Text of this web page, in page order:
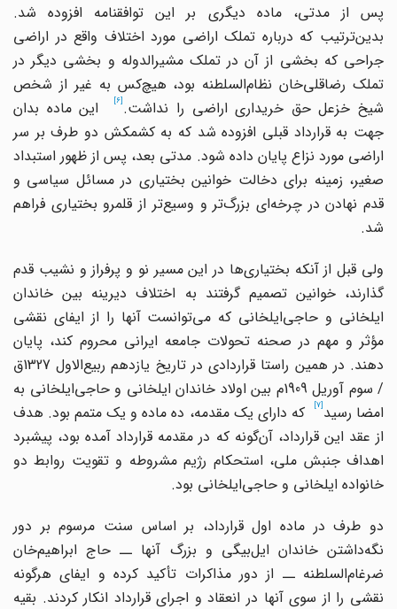
پس از مدتی، ماده دیگری بر این توافقنامه افزوده شد.
بدینترتیب که درباره تملک اراضی مورد اختلاف واقع در اراضی
جراحی که بخشی از آن در تملک مشیرالدوله و بخشی دیگر در
تملک رضاقلیخان نظامالسلطنه بود، هیچکس به غیر از شخص
شیخ خزعل حق خریداری اراضی را نداشت. این ماده بدان
جهت به قرارداد قبلی افزوده شد که به کشمکش دو طرف بر سر
اراضی مورد نزاع پایان داده شود. مدتی بعد، پس از ظهور استبداد
صغیر، زمینه برای دخالت خوانین بختیاری در مسائل سیاسی و
قدم نهادن در چرخهای بزرگتر و وسیعتر از قلمرو بختیاری فراهم
شد.
ولی قبل از آنکه بختیاریها در این مسیر نو و پرفراز و نشیب قدم
گذارند، خوانین تصمیم گرفتند به اختلاف دیرینه بین خاندان
ایلخانی و حاجیایلخانی که میتوانست آنها را از ایفای نقشی
مؤثر و مهم در صحنه تحولات جامعه ایرانی محروم کند، پایان
دهند. در همین راستا قراردادی در تاریخ یازدهم ربیع
الاول 1327ق
/ سوم آوریل 1909م بین اولاد خاندان ایلخانی و حاجی
ایلخانی به
امضا رسید که دارای یک مقدمه، ده ماده و یک متمم بود. هدف
از عقد این قرارداد، آنگونه که در مقدمه قرارداد آمده بود، پیشبرد
اهداف جنبش ملی، استحکام رژیم مشروطه و تقویت روابط دو
خانواده ایلخانی و حاجیایلخانی بود.
دو طرف در ماده اول قرارداد، بر اساس سنت مرسوم بر دور
نگهداشتن خاندان ایلبیگی و بزرگ آنها ــ حاج ابراهیمخان
ضرغامالسلطنه ــ از دور مذاکرات تأکید کرده و ایفای هرگونه
نقشی را از سوی آنها در انعقاد و اجرای قرارداد انکار کردند. بقیه